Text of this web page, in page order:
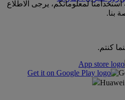
لمعلوماتكم، يرجى الاطلاع
بنا.
كنتم.